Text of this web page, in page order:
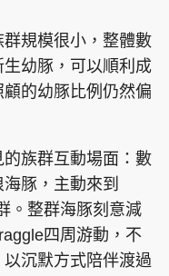
規模很小，整體數
幼豚，可以順利成
的幼豚比例仍然偏
族群互動場面：數
豚，主動來到
。整群海豚刻意減
四周游動，不
沉默方式陪伴渡過